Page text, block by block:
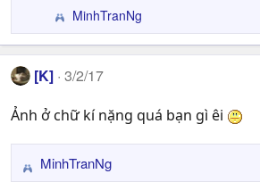
n
s
:
R
e
a
c
t
o
n
s
:
MinhTranNg
[K] 3/2/17
Ảnh ở chữ kí nặng quá bạn gì êi
R
MinhTranNg